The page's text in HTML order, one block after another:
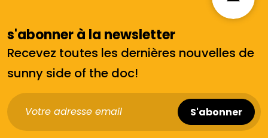
s'abonner à la newsletter
Recevez toutes les dernières nouvelles de
sunny side of the doc!